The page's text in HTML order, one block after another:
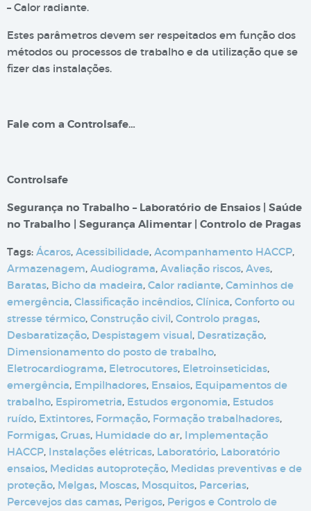
– Calor radiante.
Estes parâmetros devem ser respeitados em função dos
métodos ou processos de trabalho e da utilização que se
fizer das instalações.
Fale com a Controlsafe…
Controlsafe
Segurança no Trabalho – Laboratório de Ensaios | Saúde
no Trabalho | Segurança Alimentar | Controlo de Pragas
Tags: Ácaros, Acessibilidade, Acompanhamento HACCP,
Armazenagem, Audiograma, Avaliação riscos, Aves,
Baratas, Bicho da madeira, Calor radiante, Caminhos de
emergência, Classificação incêndios, Clínica, Conforto ou
stresse térmico, Construção civil, Controlo pragas,
Desbaratização, Despistagem visual, Desratização,
Dimensionamento do posto de trabalho,
Eletrocardiograma, Eletrocutores, Eletroinseticidas,
emergência, Empilhadores, Ensaios, Equipamentos de
trabalho, Espirometria, Estudos ergonomia, Estudos
ruído, Extintores, Formação, Formação trabalhadores,
Formigas, Gruas, Humidade do ar, Implementação
HACCP, Instalações elétricas, Laboratório, Laboratório
ensaios, Medidas autoproteção, Medidas preventivas e de
proteção, Melgas, Moscas, Mosquitos, Parcerias,
Percevejos das camas, Perigos, Perigos e Controlo de